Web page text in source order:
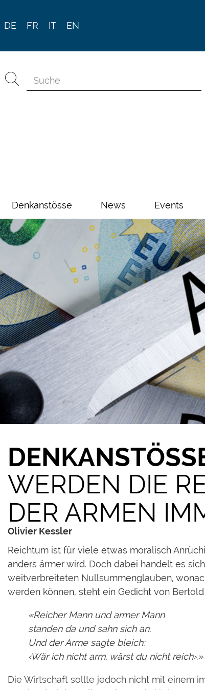
DE FR IT EN
Denkanstösse News Events
WERDEN DIE
DER ARMEN
Olivier Kessler
Reichtum ist für viele etwas moralisch
anders ärmer wird. Doch dabei handelt es
weitverbreiteten Nullsummenglauben,
werden können, steht ein Gedicht von
«Reicher Mann und armer Mann
standen da und sahn sich an.
Und der Arme sagte bleich:
‹Wär ich nicht arm, wärst du nicht reich›.»
Die Wirtschaft sollte jedoch nicht mit einem